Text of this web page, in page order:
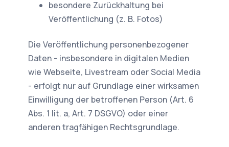
besondere Zurückhaltung bei
Veröffentlichung (z. B. Fotos)
Die Veröffentlichung personenbezogener
Daten - insbesondere in digitalen Medien
wie Webseite, Livestream oder Social Media
- erfolgt nur auf Grundlage einer wirksamen
Einwilligung der betroffenen Person (Art. 6
Abs. 1 lit. a, Art. 7 DSGVO) oder einer
anderen tragfähigen Rechtsgrundlage.